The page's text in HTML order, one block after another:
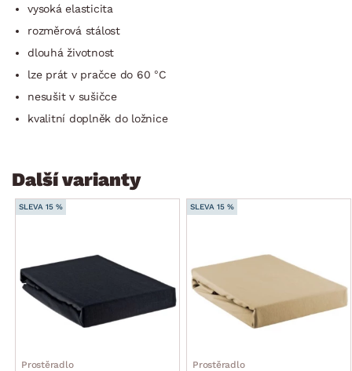
vysoká elasticita
rozměrová stálost
dlouhá životnost
lze prát v pračce do 60 °C
nesušit v sušičce
kvalitní doplněk do ložnice
Další varianty
SLEVA 15 %
Prostěradlo
SLEVA 15 %
Prostěradlo